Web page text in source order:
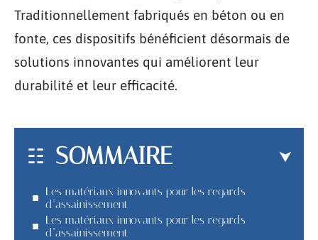
Traditionnellement fabriqués en béton ou en
fonte, ces dispositifs bénéficient désormais de
solutions innovantes qui améliorent leur
durabilité et leur efficacité.
SOMMAIRE
Les matériaux innovants pour les regards
d’assainissement
Les matériaux innovants pour les regards
d’assainissement